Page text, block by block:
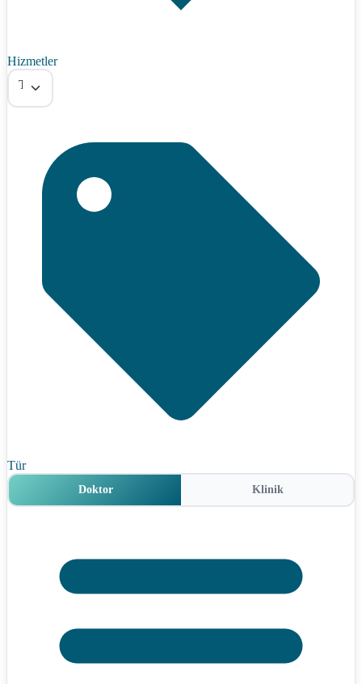
Hizmetler
Tümü
Tür
Doktor Klinik